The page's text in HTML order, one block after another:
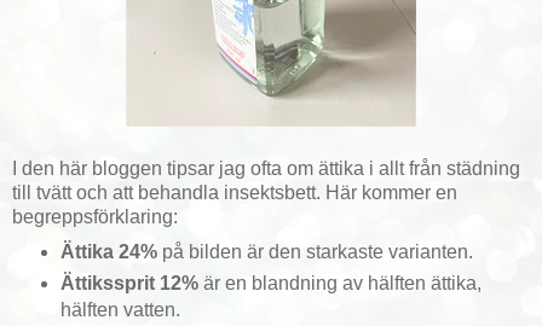
I den här bloggen tipsar jag ofta om ättika i allt från städning
till tvätt och att behandla insektsbett. Här kommer en
begreppsförklaring:
Ättika 24% på bilden är den starkaste varianten.
Ättikssprit 12% är en blandning av hälften ättika,
hälften vatten.